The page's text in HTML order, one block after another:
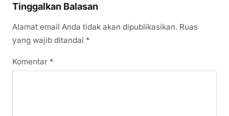
Tinggalkan Balasan
Alamat email Anda tidak akan dipublikasikan. Ruas
yang wajib ditandai *
Komentar *